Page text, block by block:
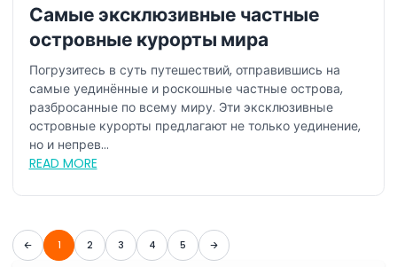
Самые эксклюзивные частные
островные курорты мира
Погрузитесь в суть путешествий, отправившись на
самые уединённые и роскошные частные острова,
разбросанные по всему миру. Эти эксклюзивные
островные курорты предлагают не только уединение,
но и непрев...
READ MORE
1 2 3 4 5